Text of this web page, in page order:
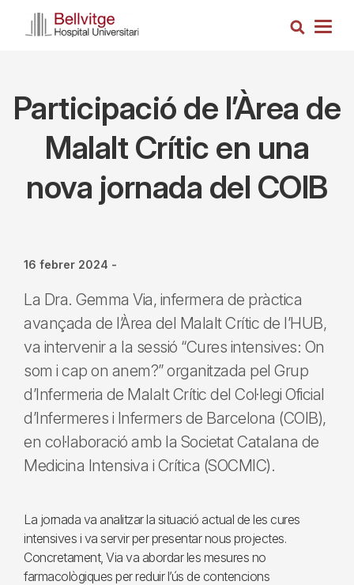
Cerca
Participació de l’Àrea de
Malalt Crític en una
nova jornada del COIB
16 febrer 2024 -
La Dra. Gemma Via, infermera de pràctica
avançada de l’Àrea del Malalt Crític de l’HUB,
va intervenir a la sessió “Cures intensives: On
som i cap on anem?” organitzada pel Grup
d’Infermeria de Malalt Crític del Col·legi Oficial
d’Infermeres i Infermers de Barcelona (COIB),
en col·laboració amb la Societat Catalana de
Medicina Intensiva i Crítica (SOCMIC).
La jornada va analitzar la situació actual de les cures
intensives i va servir per presentar nous projectes.
Concretament, Via va abordar les mesures no
farmacològiques per reduir l’ús de contencions